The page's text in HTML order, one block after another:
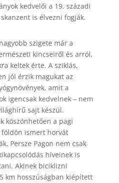
kedvelői a 19. századi
is élvezni fogják.
szigete már a
kincseiről és arról,
keltek érte. A sziklás,
jól érzik magukat az
amit a
igencsak kedvelnek – nem
sajt készül.
köszönhetően a pagi
ismert horvát
Persze Pagon nem csak
híveinek is
Akinek biciklizni
km hosszúságban kiépített